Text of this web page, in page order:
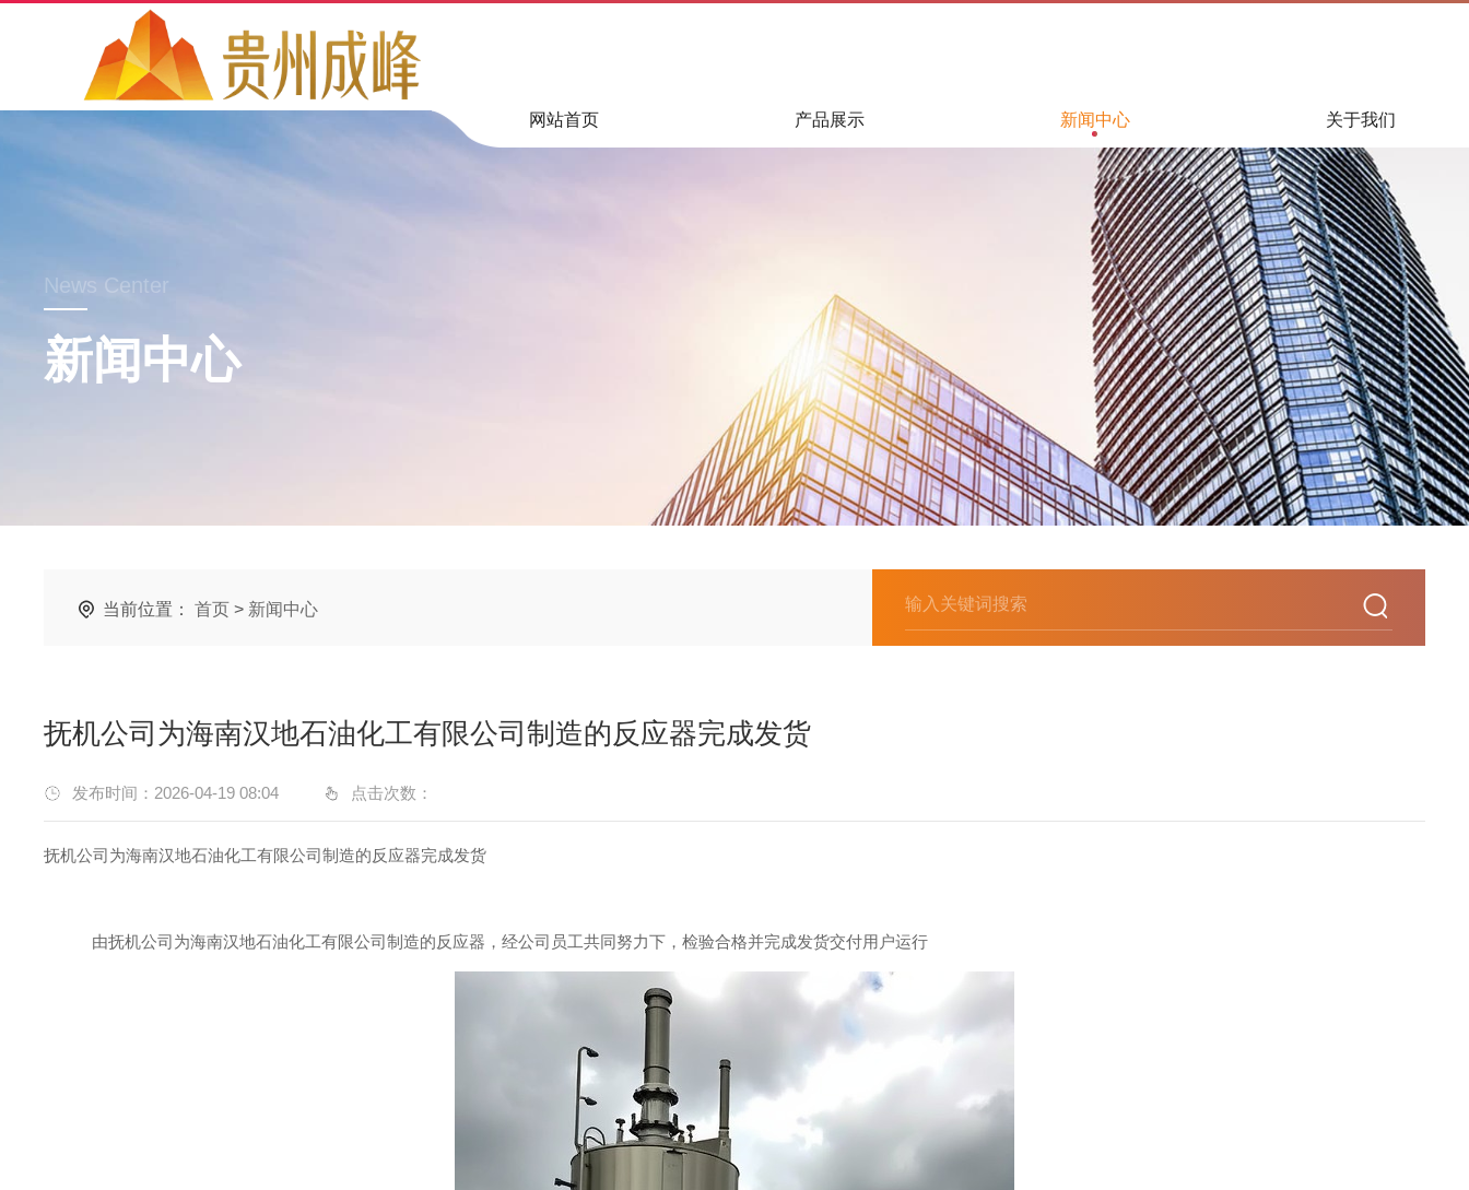
网站首页 产品展示 新闻中心 关于我们
News Center
新闻中心
当前位置： 首页 > 新闻中心
抚机公司为海南汉地石油化工有限公司制造的反应器完成发货
发布时间：2026-04-19 08:04 点击次数：
抚机公司为海南汉地石油化工有限公司制造的反应器完成发货
由抚机公司为海南汉地石油化工有限公司制造的反应器，经公司员工共同努力下，检验合格并完成发货交付用户运行